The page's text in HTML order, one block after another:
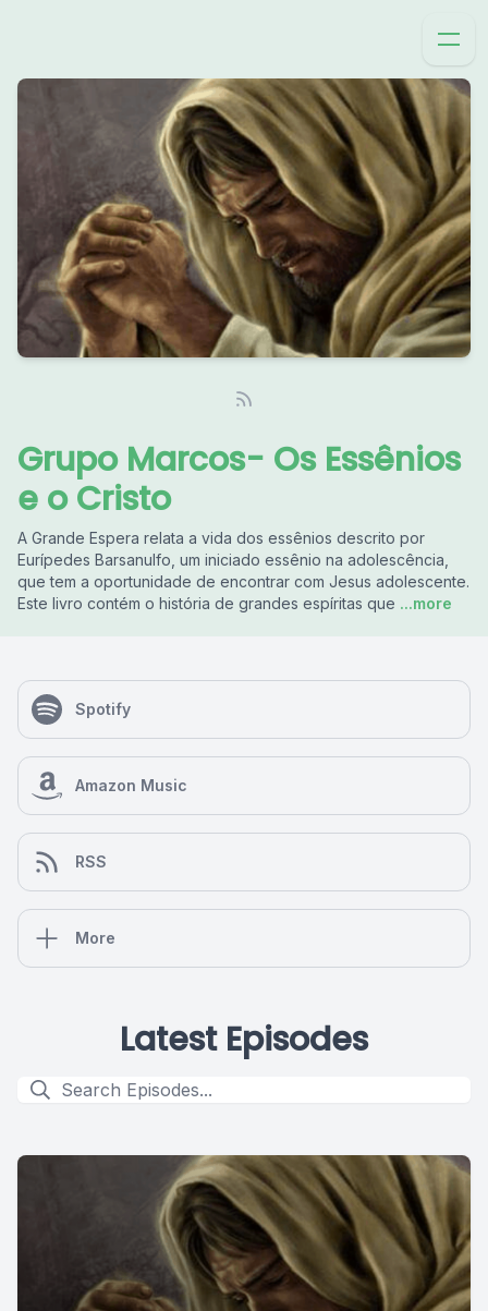
Grupo Marcos- Os Essênios
e o Cristo
A Grande Espera relata a vida dos essênios descrito por
Eurípedes Barsanulfo, um iniciado essênio na adolescência,
que tem a oportunidade de encontrar com Jesus adolescente.
Este livro contém o história de grandes espíritas que ...more
Spotify
Amazon Music
RSS
More
Latest Episodes